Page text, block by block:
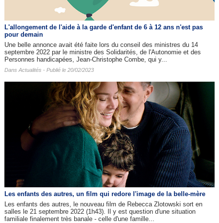
L'allongement de l'aide à la garde d'enfant de 6 à 12 ans n'est pas
pour demain
Une belle annonce avait été faite lors du conseil des ministres du 14
septembre 2022 par le ministre des Solidarités, de l'Autonomie et des
Personnes handicapées, Jean-Christophe Combe, qui y...
Dans Actualités - Publié le 20/02/2023
Les enfants des autres​, un film qui redore l'image de la belle-mère
Les enfants des autres, le nouveau film de Rebecca Zlotowski sort en
salles le 21 septembre 2022 (1h43). Il y est question d'une situation
familiale finalement très banale - celle d'une famille...